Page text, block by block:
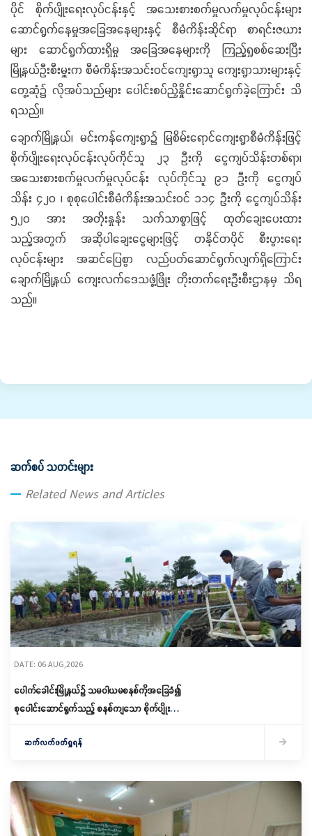
ပိုင် စိုက်ပျိုးရေးလုပ်ငန်းနှင့် အသေးစားစက်မှုလက်မှုလုပ်ငန်းများ
ဆောင်ရွက်နေမှုအခြေအနေများနှင့် စီမံကိန်းဆိုင်ရာ စာရင်းဇယား
များ ဆောင်ရွက်ထားရှိမှု အခြေအနေများကို ကြည့်ရှုစစ်ဆေးပြီး
မြို့နယ်ဦးစီးမှူးက စီမံကိန်းအသင်းဝင်ကျေးရွာသူ ကျေးရွာသားများနှင့်
တွေ့ဆုံ၌ လိုအပ်သည်များ ပေါင်းစပ်ညှိနှိုင်းဆောင်ရွက်ခဲ့ကြောင်း သိ
ရသည်။
‎‎‌ချောက်မြို့နယ်၊ မင်းကန်ကျေးရွာ၌ မြစိမ်းရောင်ကျေးရွာစီမံကိန်းဖြင့်
စိုက်ပျိုးရေးလုပ်ငန်းလုပ်ကိုင်သူ ၂၃ ဦးကို ငွေကျပ်သိန်းတစ်ရာ၊
အသေးစားစက်မှုလက်မှုလုပ်ငန်း လုပ်ကိုင်သူ ၉၁ ဦးကို ငွေကျပ်
သိန်း ၄၂၀ ၊ စုစုပေါင်းစီမံကိန်းအသင်းဝင် ၁၁၄ ဦးကို ငွေကျပ်သိန်း
၅၂၀ အား အတိုးနှုန်း သက်သာစွာဖြင့် ထုတ်ချေးပေးထား
သည့်အတွက် အဆိုပါချေးငွေများဖြင့် တနိုင်တပိုင် စီးပွားရေး
လုပ်ငန်းများ အဆင်ပြေစွာ လည်ပတ်ဆောင်ရွက်လျက်ရှိကြောင်း
ချောက်မြို့နယ် ကျေးလက်ဒေသဖွံ့ဖြိုး တိုးတက်ရေးဦးစီးဌာနမှ သိရ
သည်။
ဆက်စပ် သတင်းများ
Related News and Articles
DATE: 06 AUG,2026
ပေါက်ခေါင်းမြို့နယ်၌ သမဝါယမစနစ်ကိုအခြေခံ၍
စုပေါင်းဆောင်ရွက်သည့် စနစ်ကျသော စိုက်ပျိုးရေး
ဆက်လက်ဖတ်ရှုရန်